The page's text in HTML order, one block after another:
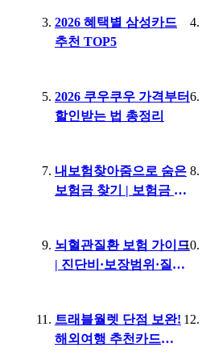
2026 혜택별 삼성카드
추천 TOP5
2026 쿠우쿠우 가격부터
할인받는 법 총정리
내보험찾아줌으로 숨은
보험금 찾기 | 보험금 청
뇌혈관질환 보험 가이드
| 진단비·보장범위·질병
트래블월렛 단점 보완!
해외여행 추천카드